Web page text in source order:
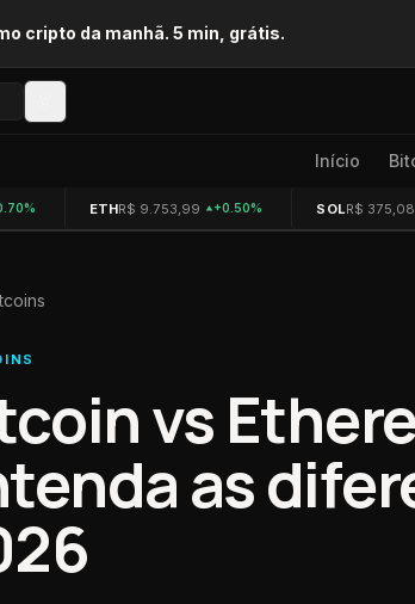
cripto da manhã. 5 min, grátis.
Início
ETHR$ 9.753,99 +0.50% SOLR$ 375,08
vs
as